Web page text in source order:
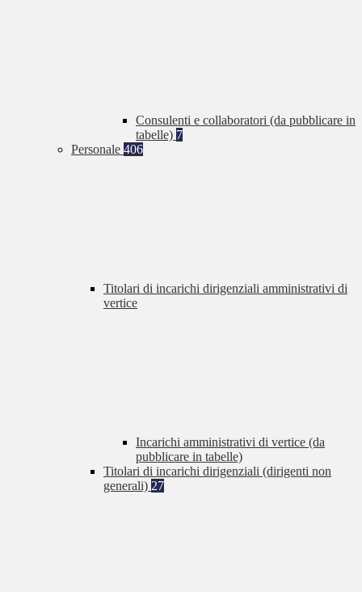
Consulenti e collaboratori (da pubblicare in
tabelle) 7
Personale 406
Titolari di incarichi dirigenziali amministrativi di
vertice
Incarichi amministrativi di vertice (da
pubblicare in tabelle)
Titolari di incarichi dirigenziali (dirigenti non
generali) 27